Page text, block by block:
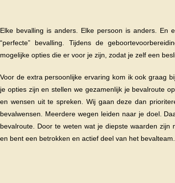
Elke bevalling is anders. Elke persoon is anders. En
“perfecte” bevalling. Tijdens de
mogelijke opties die er voor je zijn, zodat je zelf een
Voor de extra persoonlijke ervaring kom ik ook graag
je opties zijn en stellen we gezamenlijk je bevalroute
en wensen uit te spreken. Wij gaan deze dan
bevalwensen. Meerdere wegen leiden naar je doel.
bevalroute. Door te weten wat je diepste waarden
en bent een betrokken en actief deel van het